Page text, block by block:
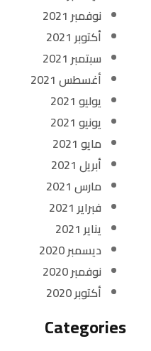
نوفمبر 2021
أكتوبر 2021
سبتمبر 2021
أغسطس 2021
يوليو 2021
يونيو 2021
مايو 2021
أبريل 2021
مارس 2021
فبراير 2021
يناير 2021
ديسمبر 2020
نوفمبر 2020
أكتوبر 2020
Categories